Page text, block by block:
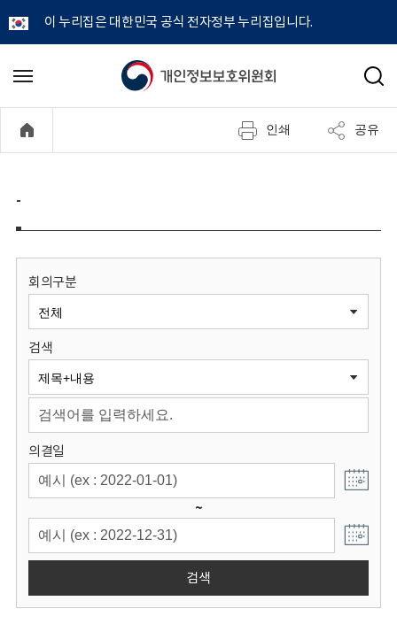
이 누리집은 대한민국 공식 전자정부 누리집입니다.
개
정
보
원
회
메
기
검
인쇄 공유
-
회의구분
검색
의결일
~
검색